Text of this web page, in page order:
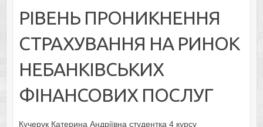
РІВЕНЬ ПРОНИКНЕННЯ
СТРАХУВАННЯ НА РИНОК
НЕБАНКІВСЬКИХ
ФІНАНСОВИХ ПОСЛУГ
Кучерук Катерина Андріївна студентка 4 курсу